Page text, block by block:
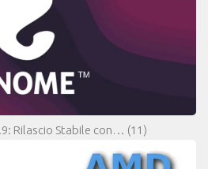
Rilascio Stabile con… (11)